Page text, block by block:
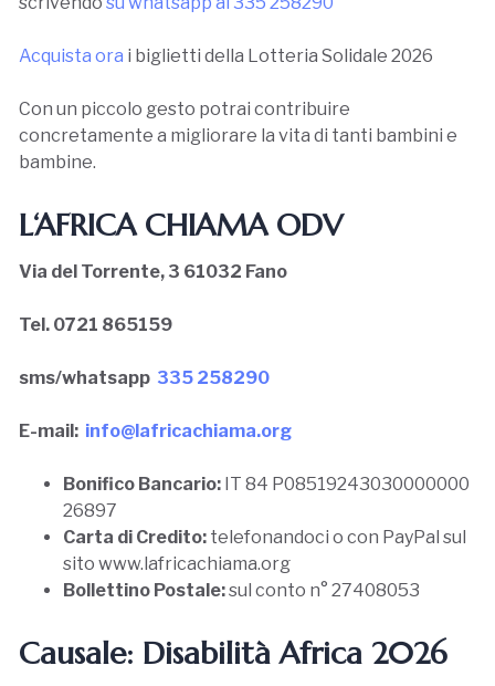
Acquista ora i biglietti della Lotteria Solidale 2026
Con un piccolo gesto potrai contribuire
concretamente a migliorare la vita di tanti bambini e
bambine.
L‘AFRICA CHIAMA ODV
Via del Torrente, 3 61032 Fano
Tel. 0721 865159
sms/whatsapp 335 258290
E-mail: info@lafricachiama.org
Bonifico Bancario: IT 84 P08519243030000000
26897
Carta di Credito: telefonandoci o con PayPal sul
sito www.lafricachiama.org
Bollettino Postale:sul conto n° 27408053
Causale: Disabilità Africa 2026